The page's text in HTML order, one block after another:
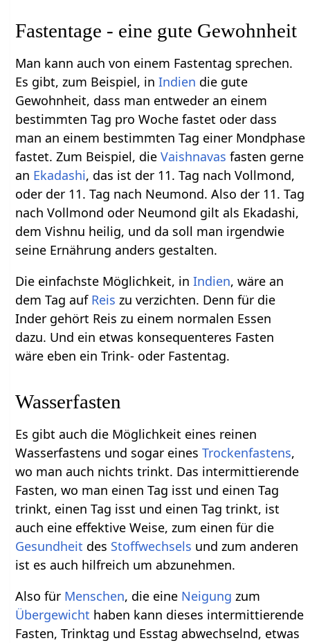
Fastentage - eine gute Gewohnheit
Man kann auch von einem Fastentag sprechen.
Es gibt, zum Beispiel, inIndien die gute
Gewohnheit, dass man entweder an einem
bestimmten Tag pro Woche fastet oder dass
man an einem bestimmten Tag einer Mondphase
fastet. Zum Beispiel, dieVaishnavas fasten gerne
an Ekadashi, das ist der 11. Tag nach Vollmond,
oder der 11. Tag nach Neumond. Also der 11. Tag
nach Vollmond oder Neumond gilt als Ekadashi,
dem Vishnu heilig, und da soll man irgendwie
seine Ernährung anders gestalten.
Die einfachste Möglichkeit, inIndien, wäre an
dem Tag auf Reis zu verzichten. Denn für die
Inder gehört Reis zu einem normalen Essen
dazu. Und ein etwas konsequenteres Fasten
wäre eben ein Trink- oder Fastentag.
Wasserfasten
Es gibt auch die Möglichkeit eines reinen
Wasserfastens und sogar einesTrockenfastens,
wo man auch nichts trinkt. Das intermittierende
Fasten, wo man einen Tag isst und einen Tag
trinkt, einen Tag isst und einen Tag trinkt, ist
auch eine effektive Weise, zum einen für die
Gesundheit des Stoffwechsels und zum anderen
ist es auch hilfreich um abzunehmen.
Also für Menschen, die eine Neigung zum
Übergewicht haben kann dieses intermittierende
Fasten, Trinktag und Esstag abwechselnd, etwas